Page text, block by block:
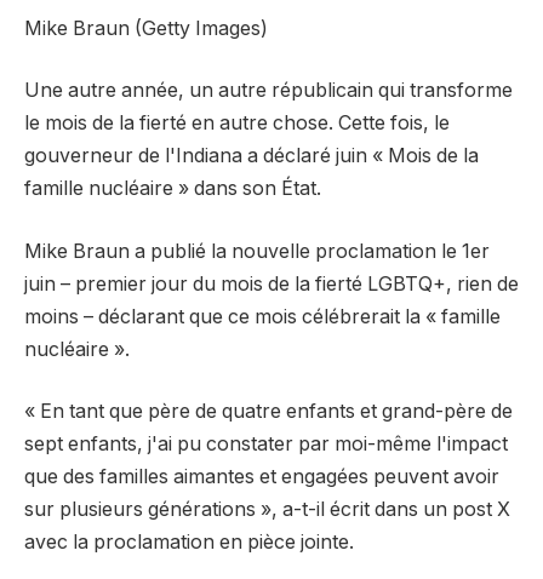
Mike Braun (Getty Images)
Une autre année, un autre républicain qui transforme
le mois de la fierté en autre chose. Cette fois, le
gouverneur de l'Indiana a déclaré juin « Mois de la
famille nucléaire » dans son État.
Mike Braun a publié la nouvelle proclamation le 1er
juin – premier jour du mois de la fierté LGBTQ+, rien de
moins – déclarant que ce mois célébrerait la « famille
nucléaire ».
« En tant que père de quatre enfants et grand-père de
sept enfants, j'ai pu constater par moi-même l'impact
que des familles aimantes et engagées peuvent avoir
sur plusieurs générations », a-t-il écrit dans un post X
avec la proclamation en pièce jointe.